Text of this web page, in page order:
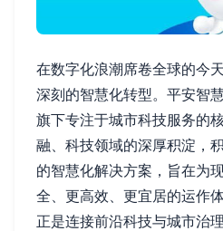
在数字化浪潮席卷全球的今
深刻的智慧化转型。平安智
旗下专注于城市科技服务的
融、科技领域的深厚积淀，
的智慧化解决方案，旨在为
全、更高效、更宜居的运作
正是连接前沿科技与城市治